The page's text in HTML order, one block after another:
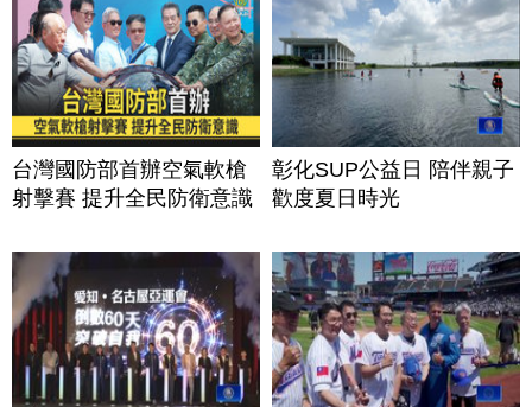
台灣國防部首辦空氣軟槍
射擊賽 提升全民防衛意識
彰化SUP公益日 陪伴親子
歡度夏日時光